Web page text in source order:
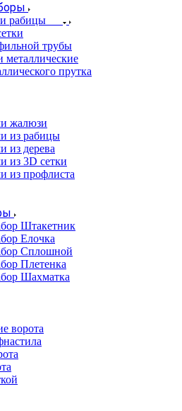
рабицы
трубы
прутка
жалюзи
из рабицы
из дерева
из 3D сетки
из профлиста
Штакетник
Елочка
Сплошной
Плетенка
Шахматка
ворота